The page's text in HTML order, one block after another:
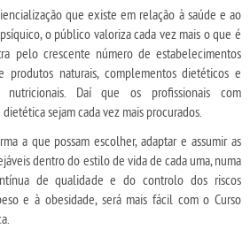
que existe em relação à saúde e ao
o público valoriza cada vez mais o que é
pelo crescente número de estabelecimentos
naturais, complementos dietéticos e
nutricionais. Daí que os profissionais com
sejam cada vez mais procurados.
a que possam escolher, adaptar e assumir as
dentro do estilo de vida de cada uma, numa
de qualidade e do controlo dos riscos
e à obesidade, será mais fácil com o Curso